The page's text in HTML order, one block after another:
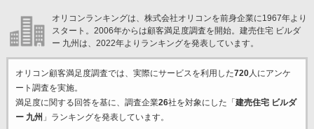
オリコンランキングは、株式会社オリコンを前身企業に1967年より
スタート。2006年からは顧客満足度調査を開始。建売住宅 ビルダ
ー 九州は、2022年よりランキングを発表しています。
オリコン顧客満足度調査では、実際にサービスを利用した720人にアンケ
ート調査を実施。
満足度に関する回答を基に、調査企業26社を対象にした「 建売住宅 ビルダ
ー 九州 」ランキングを発表しています。